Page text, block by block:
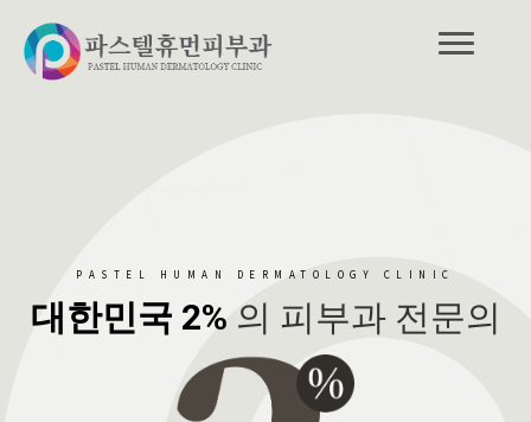
PASTEL HUMAN DERMATOLOGY CLINIC
대한민국 2% 의 피부과 전문의